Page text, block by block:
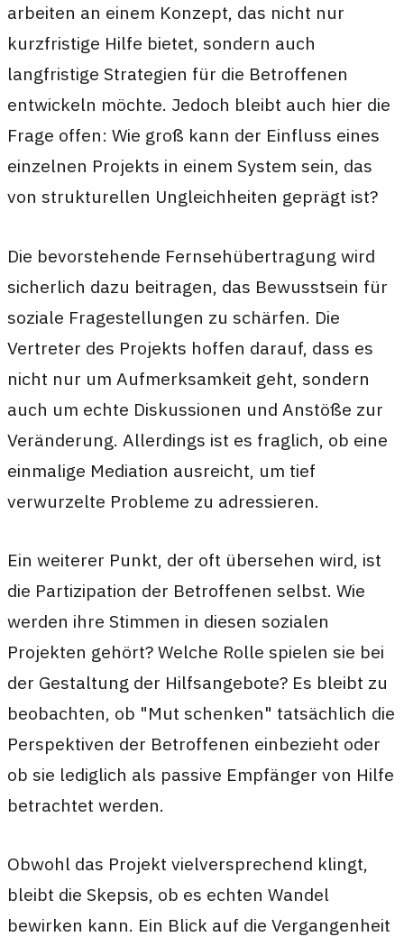
arbeiten an einem Konzept, das nicht nur
kurzfristige Hilfe bietet, sondern auch
langfristige Strategien für die Betroffenen
entwickeln möchte. Jedoch bleibt auch hier die
Frage offen: Wie groß kann der Einfluss eines
einzelnen Projekts in einem System sein, das
von strukturellen Ungleichheiten geprägt ist?
Die bevorstehende Fernsehübertragung wird
sicherlich dazu beitragen, das Bewusstsein für
soziale Fragestellungen zu schärfen. Die
Vertreter des Projekts hoffen darauf, dass es
nicht nur um Aufmerksamkeit geht, sondern
auch um echte Diskussionen und Anstöße zur
Veränderung. Allerdings ist es fraglich, ob eine
einmalige Mediation ausreicht, um tief
verwurzelte Probleme zu adressieren.
Ein weiterer Punkt, der oft übersehen wird, ist
die Partizipation der Betroffenen selbst. Wie
werden ihre Stimmen in diesen sozialen
Projekten gehört? Welche Rolle spielen sie bei
der Gestaltung der Hilfsangebote? Es bleibt zu
beobachten, ob "Mut schenken" tatsächlich die
Perspektiven der Betroffenen einbezieht oder
ob sie lediglich als passive Empfänger von Hilfe
betrachtet werden.
Obwohl das Projekt vielversprechend klingt,
bleibt die Skepsis, ob es echten Wandel
bewirken kann. Ein Blick auf die Vergangenheit